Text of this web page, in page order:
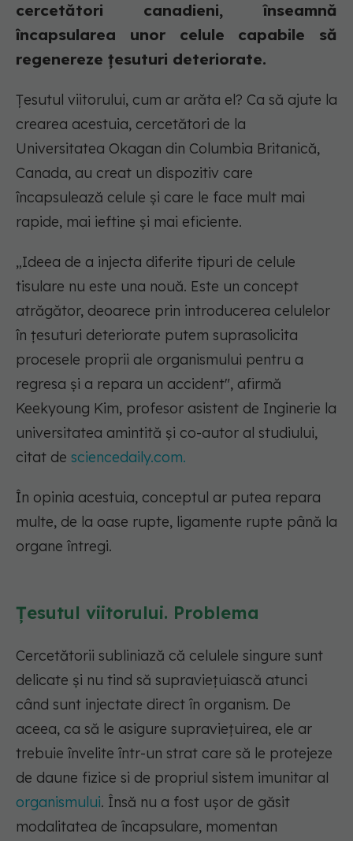
cercetători canadieni, înseamnă
încapsularea unor celule capabile să
regenereze țesuturi deteriorate.
Țesutul viitorului, cum ar arăta el? Ca să ajute la
crearea acestuia, cercetători de la
Universitatea Okagan din Columbia Britanică,
Canada, au creat un dispozitiv care
încapsulează celule și care le face mult mai
rapide, mai ieftine și mai eficiente.
„Ideea de a injecta diferite tipuri de celule
tisulare nu este una nouă. Este un concept
atrăgător, deoarece prin introducerea celulelor
în țesuturi deteriorate putem suprasolicita
procesele proprii ale organismului pentru a
regresa și a repara un accident", afirmă
Keekyoung Kim, profesor asistent de Inginerie la
universitatea amintită și co-autor al studiului,
citat de sciencedaily.com.
În opinia acestuia, conceptul ar putea repara
multe, de la oase rupte, ligamente rupte până la
organe întregi.
Țesutul viitorului. Problema
Cercetătorii subliniază că celulele singure sunt
delicate și nu tind să supraviețuiască atunci
când sunt injectate direct în organism. De
aceea, ca să le asigure supraviețuirea, ele ar
trebuie învelite într-un strat care să le protejeze
de daune fizice si de propriul sistem imunitar al
organismului. Însă nu a fost ușor de găsit
modalitatea de încapsulare, momentan